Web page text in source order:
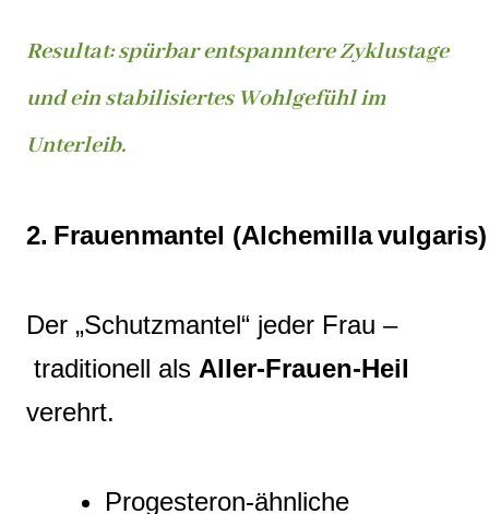
Resultat: spürbar entspanntere Zyklustage
und ein stabilisiertes Wohlgefühl im
Unterleib.
2. Frauenmantel (Alchemilla vulgaris)
Der „Schutzmantel“ jeder Frau –
traditionell als Aller‑Frauen‑Heil
verehrt.
Progesteron‑ähnliche